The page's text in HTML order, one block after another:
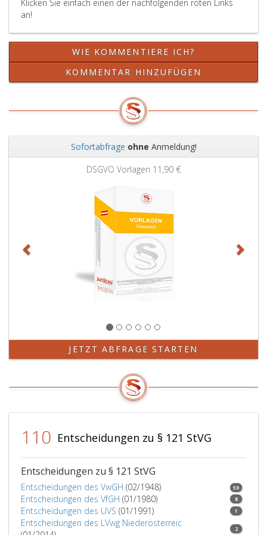
Klicken Sie einfach einen der nachfolgenden roten Links
an!
WIE KOMMENTIERE ICH?
KOMMENTAR HINZUFÜGEN
Sofortabfrage ohne Anmeldung!
DSGVO Vorlagen 11,90 €
JETZT ABFRAGE STARTEN
110 Entscheidungen zu § 121 StVG
Entscheidungen zu § 121 StVG
Entscheidungen des VwGH (02/1948) 59
Entscheidungen des VfGH (01/1980) 8
Entscheidungen des UVS (01/1991) 1
Entscheidungen des LVwg Niederösterreic
2